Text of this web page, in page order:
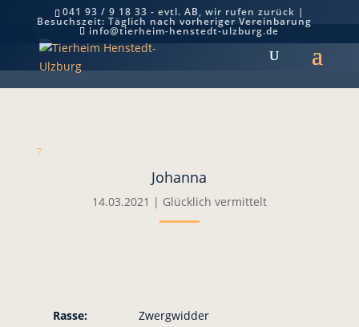
041 93 / 9 18 33 - evtl. AB, wir rufen zurück |
Besuchszeit: Täglich nach vorheriger Vereinbarung
info@tierheim-henstedt-ulzburg.de
Johanna
7
Johanna
14.03.2021 | Glücklich vermittelt
Rasse:
Zwergwidder